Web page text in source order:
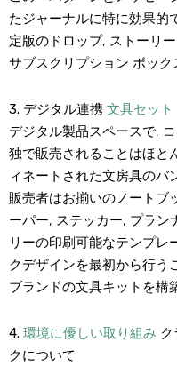
たジャーナルに特に効果的
定版のドロップ, ストーリ
サブスクリプション ボック
3. デジタル連携 文具セット
デジタル製品スペースで,
独で販売されることはほと
ィネートされた文房具のバ
販売者はお揃いのノートブ
ーパー, ステッカー, プラン
リーの印刷可能なテンプレ
クデザインを最初から行う
ブランドの文具キットを構
4. 環境に優しい取り組み ク
クについて